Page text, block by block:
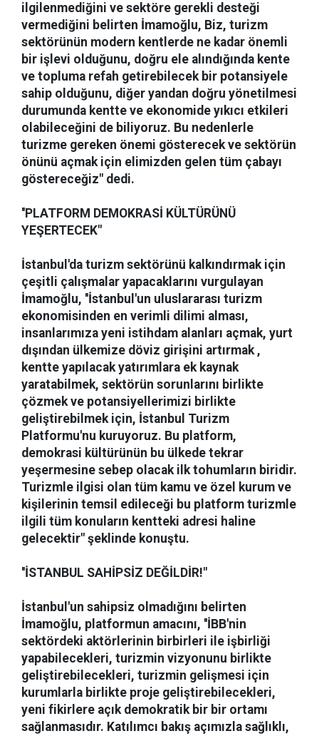
ilgilenmediğini ve sektöre gerekli desteği
vermediğini belirten İmamoğlu, Biz, turizm
sektörünün modern kentlerde ne kadar önemli
bir işlevi olduğunu, doğru ele alındığında kente
ve topluma refah getirebilecek bir potansiyele
sahip olduğunu, diğer yandan doğru yönetilmesi
durumunda kentte ve ekonomide yıkıcı etkileri
olabileceğini de biliyoruz. Bu nedenlerle
turizme gereken önemi gösterecek ve sektörün
önünü açmak için elimizden gelen tüm çabayı
göstereceğiz" dedi.
''PLATFORM DEMOKRASİ KÜLTÜRÜNÜ
YEŞERTECEK"
İstanbul'da turizm sektörünü kalkındırmak için
çeşitli çalışmalar yapacaklarını vurgulayan
İmamoğlu, ''İstanbul'un uluslararası turizm
ekonomisinden en verimli dilimi alması,
insanlarımıza yeni istihdam alanları açmak, yurt
dışından ülkemize döviz girişini artırmak ,
kentte yapılacak yatırımlara ek kaynak
yaratabilmek, sektörün sorunlarını birlikte
çözmek ve potansiyellerimizi birlikte
geliştirebilmek için, İstanbul Turizm
Platformu'nu kuruyoruz. Bu platform,
demokrasi kültürünün bu ülkede tekrar
yeşermesine sebep olacak ilk tohumların biridir.
Turizmle ilgisi olan tüm kamu ve özel kurum ve
kişilerinin temsil edileceği bu platform turizmle
ilgili tüm konuların kentteki adresi haline
gelecektir" şeklinde konuştu.
''İSTANBUL SAHİPSİZ DEĞİLDİR!"
İstanbul'un sahipsiz olmadığını belirten
İmamoğlu, platformun amacını, ''İBB'nin
sektördeki aktörlerinin birbirleri ile işbirliği
yapabilecekleri, turizmin vizyonunu birlikte
geliştirebilecekleri, turizmin gelişmesi için
kurumlarla birlikte proje geliştirebilecekleri,
yeni fikirlere açık demokratik bir bir ortamı
sağlanmasıdır. Katılımcı bakış açımızla sağlıklı,